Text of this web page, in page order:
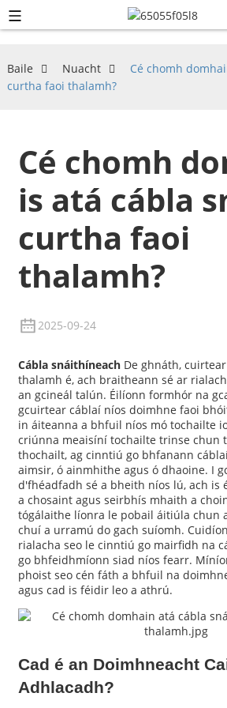
Baile Nuacht
Cé chomh
curtha faoi thalamh?
Cé chomh
is atá cábla
curtha faoi
thalamh?
2025-09-24
Cábla snáithíneachDe ghnáth,
thalamh é, ach braitheann sé ar
an gcineál talún. Éilíonn formhór na
gcuirtear cáblaí níos doimhne faoi
in áiteanna a bhfuil níos mó tochailte
criúnna meaisíní tochailte trinse chun
thochailt, ag cinntiú go bhfanann
aimsir, ó ainmhithe agus ó dhaoine. I
d'fhéadfadh sé a bheith níos lú, ach is
a chosaint agus seirbhís mhaith a
tógálaithe líonra le pobail áitiúla chun
chuí a urramú do gach suíomh.
rialacha seo le cinntiú go mairfidh na
go bhfeidhmíonn siad níos fearr.
phoist seo cén fáth a bhfuil na
agus cad is féidir leo a athrú.
Cad é an Doimhneacht
Adhlacadh?